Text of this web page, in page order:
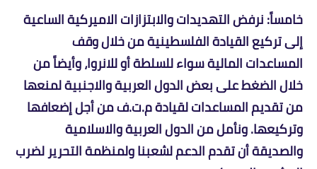
خامساً: نرفض التهديدات والابتزازات الاميركية الساعية
إلى تركيع القيادة الفلسطينية من خلال وقف
المساعدات المالية سواء للسلطة أو للانروا، وأيضاً من
خلال الضغط على بعض الدول العربية والاجنبية لمنعها
من تقديم المساعدات لقيادة م.ت.ف من أجل إضعافها
وتركيعها. ونأمل من الدول العربية والاسلامية
والصديقة أن تقدم الدعم لشعبنا ولمنظمة التحرير لضرب